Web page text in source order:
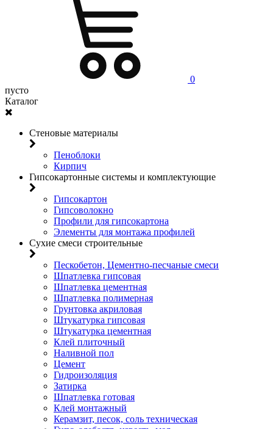
0
пусто
Каталог
Стеновые материалы
Пеноблоки
Кирпич
Гипсокартонные системы и комплектующие
Гипсокартон
Гипсоволокно
Профили для гипсокартона
Элементы для монтажа профилей
Сухие смеси строительные
Пескобетон, Цементно-песчаные смеси
Шпатлевка гипсовая
Шпатлевка цементная
Шпатлевка полимерная
Грунтовка акриловая
Штукатурка гипсовая
Штукатурка цементная
Клей плиточный
Наливной пол
Цемент
Гидроизоляция
Затирка
Шпатлевка готовая
Клей монтажный
Керамзит, песок, соль техническая